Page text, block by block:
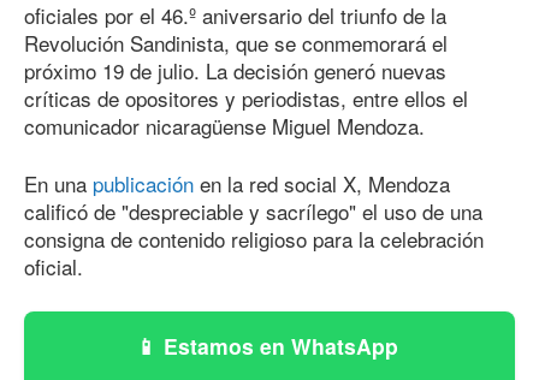
oficiales por el 46.º aniversario del triunfo de la
Revolución Sandinista, que se conmemorará el
próximo 19 de julio. La decisión generó nuevas
críticas de opositores y periodistas, entre ellos el
comunicador nicaragüense Miguel Mendoza.
En una publicación en la red social X, Mendoza
calificó de "despreciable y sacrílego" el uso de una
consigna de contenido religioso para la celebración
oficial.
Estamos en WhatsApp